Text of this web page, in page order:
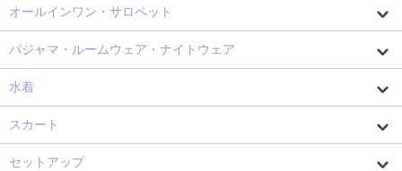
オールインワン・サロペット
パジャマ・ルームウェア・ナイトウェア
水着
スカート
セットアップ